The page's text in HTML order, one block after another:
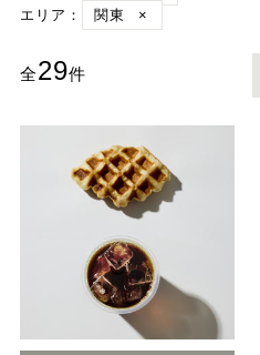
エリア：
関東 ×
全29件